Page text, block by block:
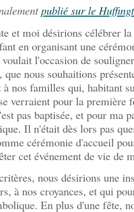
publié sur le
et moi désirions célébrer la
en organisant une
l'occasion de
que nous souhaitions
à nos familles qui, habitant
verraient pour la première
pas baptisée, et pour ma
Il n'était dès lors pas
cérémonie d'accueil
cet événement de vie de
nous désirions une
à nos croyances, et qui
En plus d'une fête,